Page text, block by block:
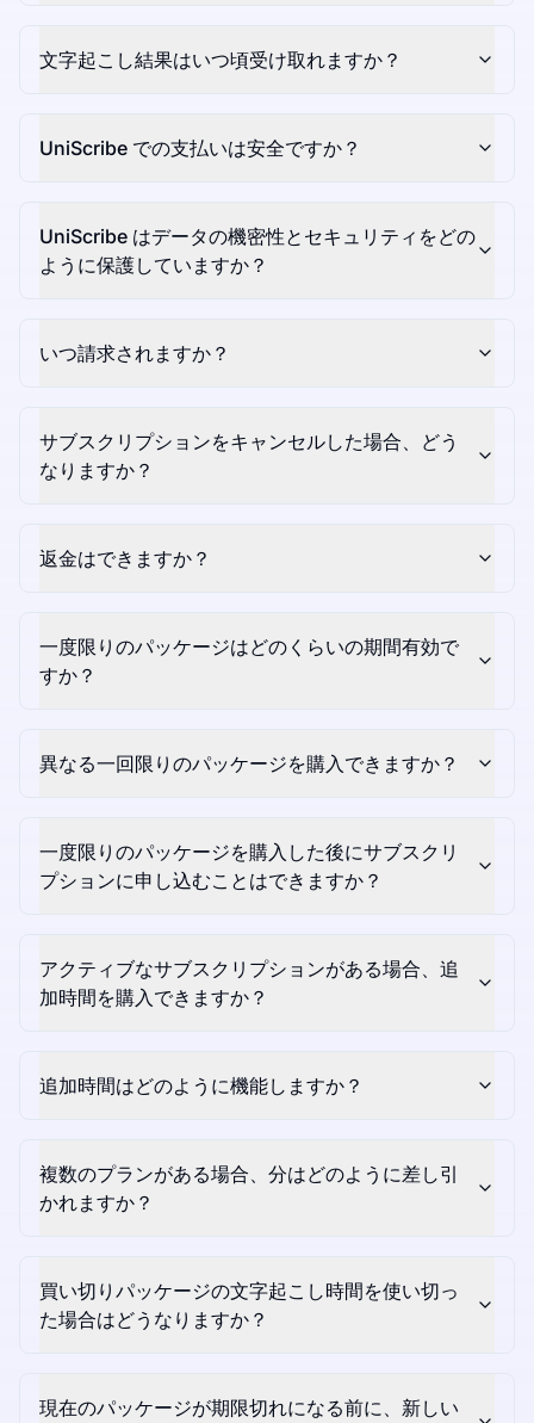
文字起こし結果はいつ頃受け取れますか？
UniScribe での支払いは安全ですか？
UniScribe はデータの機密性とセキュリティをどの
ように保護していますか？
いつ請求されますか？
サブスクリプションをキャンセルした場合、どう
なりますか？
返金はできますか？
一度限りのパッケージはどのくらいの期間有効で
すか？
異なる一回限りのパッケージを購入できますか？
一度限りのパッケージを購入した後にサブスクリ
プションに申し込むことはできますか？
アクティブなサブスクリプションがある場合、追
加時間を購入できますか？
追加時間はどのように機能しますか？
複数のプランがある場合、分はどのように差し引
かれますか？
買い切りパッケージの文字起こし時間を使い切っ
た場合はどうなりますか？
現在のパッケージが期限切れになる前に、新しい